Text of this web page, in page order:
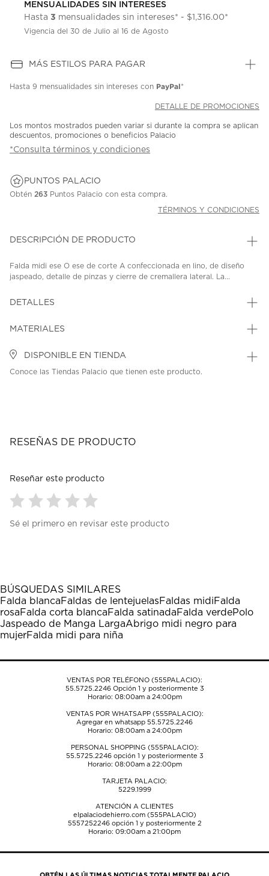
MENSUALIDADES SIN INTERESES
Hasta 3 mensualidades sin intereses* - $1,316.00*
Vigencia del 30 de Julio al 16 de Agosto
MÁS ESTILOS PARA PAGAR
Hasta 9 mensualidades sin intereses con PayPal*
DETALLE DE PROMOCIONES
Los montos mostrados pueden variar si durante la compra se aplican
descuentos, promociones o beneficios Palacio
*Consulta términos y condiciones
PUNTOS PALACIO
Obtén 263 Puntos Palacio con esta compra.
TÉRMINOS Y CONDICIONES
DESCRIPCIÓN DE PRODUCTO
Falda midi ese O ese de corte A confeccionada en lino, de diseño
jaspeado, detalle de pinzas y cierre de cremallera lateral. La...
DETALLES
MATERIALES
DISPONIBLE EN TIENDA
Conoce las Tiendas Palacio que tienen este producto.
RESEÑAS DE PRODUCTO
Reseñar este producto
para
1
estrella
Esta
acción
abrirá
el
de
para
estrellas.
Esta
acción
abrirá
el
de
para
estrellas.
Esta
acción
abrirá
el
de
para
estrellas.
Esta
acción
abrirá
el
de
para
estrellas.
Esta
acción
abrirá
el
de
Sé el primero en revisar este producto
BÚSQUEDAS SIMILARES
Falda blancaFaldas de lentejuelasFaldas midiFalda
rosaFalda corta blancaFalda satinadaFalda verdePolo
Jaspeado de Manga LargaAbrigo midi negro para
mujerFalda midi para niña
VENTAS POR TELÉFONO (555PALACIO):
55.5725.2246Opción 1 y posteriormente 3
Horario: 08:00am a 24:00pm
VENTAS POR WHATSAPP (555PALACIO):
Agregar en whatsapp 55.5725.2246
Horario: 08:00am a 24:00pm
PERSONAL SHOPPING (555PALACIO):
55.5725.2246opción 1 y posteriormente 3
Horario: 08:00am a 22:00pm
TARJETA PALACIO:
5229.1999
ATENCIÓN A CLIENTES
elpalaciodehierro.com (555PALACIO)
5557252246opción 1 y posteriormente 2
Horario: 09:00am a 21:00pm